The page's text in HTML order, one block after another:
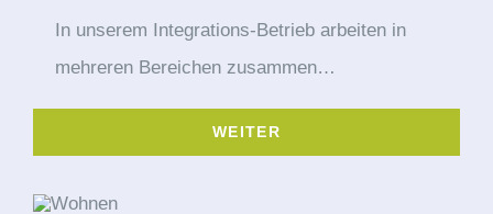
In unserem Integrations-Betrieb arbeiten in
mehreren Bereichen zusammen…
WEITER